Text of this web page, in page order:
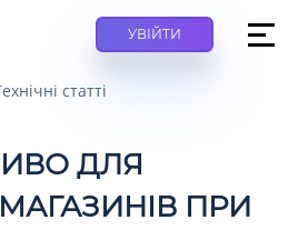
УВІЙТИ
статті
ДЛЯ
ПРИ